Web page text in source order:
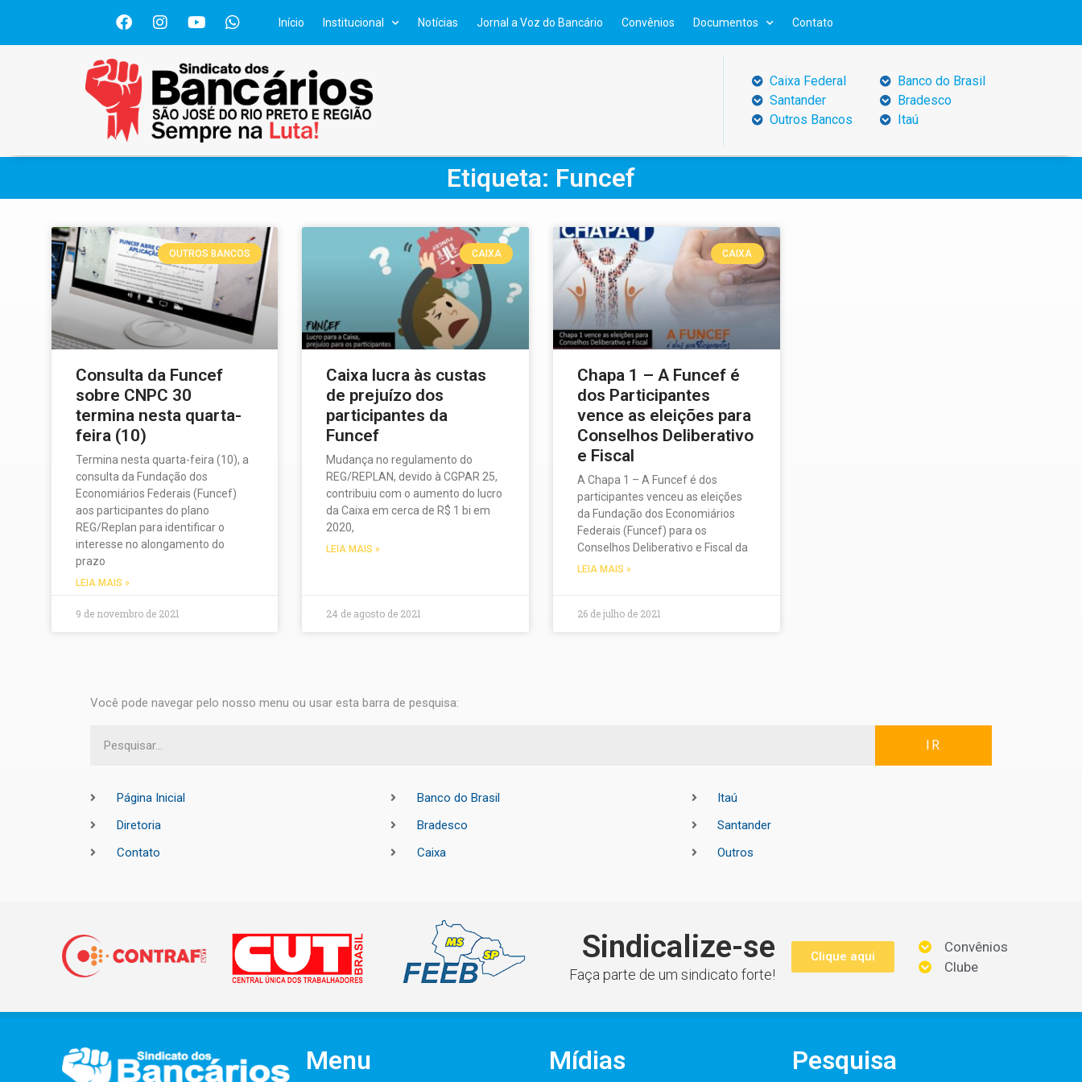
Início Institucional Notícias Jornal a Voz do Bancário Convênios Documentos Contato
Caixa Federal
Santander
Outros Bancos
Banco do Brasil
Bradesco
Itaú
Etiqueta: Funcef
OUTROS BANCOS
Consulta da Funcef
sobre CNPC 30
termina nesta quarta-
feira (10)
Termina nesta quarta-feira (10), a
consulta da Fundação dos
Economiários Federais (Funcef)
aos participantes do plano
REG/Replan para identificar o
interesse no alongamento do
prazo
LEIA MAIS »
9 de novembro de 2021
CAIXA
Caixa lucra às custas
de prejuízo dos
participantes da
Funcef
Mudança no regulamento do
REG/REPLAN, devido à CGPAR 25,
contribuiu com o aumento do lucro
da Caixa em cerca de R$ 1 bi em
2020,
LEIA MAIS »
24 de agosto de 2021
CAIXA
Chapa 1 – A Funcef é
dos Participantes
vence as eleições para
Conselhos Deliberativo
e Fiscal
A Chapa 1 – A Funcef é dos
participantes venceu as eleições
da Fundação dos Economiários
Federais (Funcef) para os
Conselhos Deliberativo e Fiscal da
LEIA MAIS »
26 de julho de 2021
Você pode navegar pelo nosso menu ou usar esta barra de pesquisa:
IR
Página Inicial
Diretoria
Contato
Banco do Brasil
Bradesco
Caixa
Itaú
Santander
Outros
Sindicalize-se
Faça parte de um sindicato forte!
Clique aqui
Convênios
Clube
Menu Mídias Pesquisa